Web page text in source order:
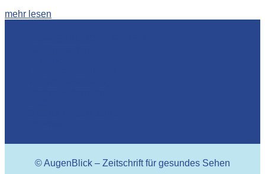
mehr lesen
© AugenBlick – Zeitschrift für gesundes Sehen